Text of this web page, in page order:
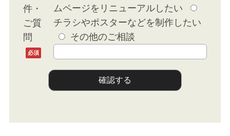
件・
ご質
問
必須
ムページをリニューアルしたい
チラシやポスターなどを制作したい
その他のご相談